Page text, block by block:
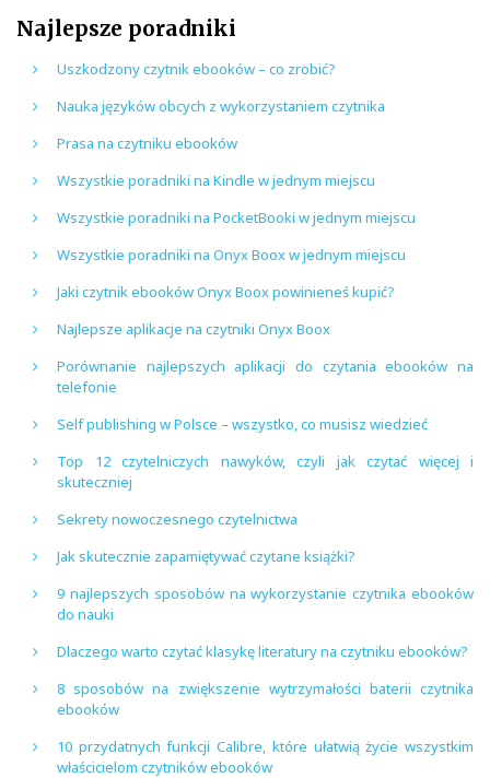
Najlepsze poradniki
Uszkodzony czytnik ebooków – co zrobić?
Nauka języków obcych z wykorzystaniem czytnika
Prasa na czytniku ebooków
Wszystkie poradniki na Kindle w jednym miejscu
Wszystkie poradniki na PocketBooki w jednym miejscu
Wszystkie poradniki na Onyx Boox w jednym miejscu
Jaki czytnik ebooków Onyx Boox powinieneś kupić?
Najlepsze aplikacje na czytniki Onyx Boox
Porównanie najlepszych aplikacji do czytania ebooków na
telefonie
Self publishing w Polsce – wszystko, co musisz wiedzieć
Top 12 czytelniczych nawyków, czyli jak czytać więcej i
skuteczniej
Sekrety nowoczesnego czytelnictwa
Jak skutecznie zapamiętywać czytane książki?
9 najlepszych sposobów na wykorzystanie czytnika ebooków
do nauki
Dlaczego warto czytać klasykę literatury na czytniku ebooków?
8 sposobów na zwiększenie wytrzymałości baterii czytnika
ebooków
10 przydatnych funkcji Calibre, które ułatwią życie wszystkim
właścicielom czytników ebooków